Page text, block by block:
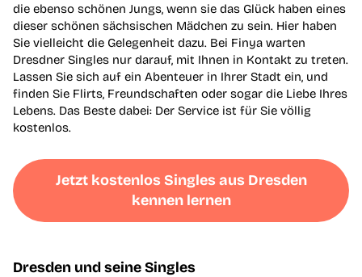
die ebenso schönen Jungs, wenn sie das Glück haben eines
dieser schönen sächsischen Mädchen zu sein. Hier haben
Sie vielleicht die Gelegenheit dazu. Bei Finya warten
Dresdner Singles nur darauf, mit Ihnen in Kontakt zu treten.
Lassen Sie sich auf ein Abenteuer in Ihrer Stadt ein, und
finden Sie Flirts, Freundschaften oder sogar die Liebe Ihres
Lebens. Das Beste dabei: Der Service ist für Sie völlig
kostenlos.
Jetzt kostenlos Singles aus Dresden
kennen lernen
Dresden und seine Singles